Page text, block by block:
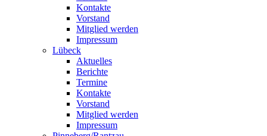
Kontakte
Vorstand
Mitglied werden
Impressum
Lübeck
Aktuelles
Berichte
Termine
Kontakte
Vorstand
Mitglied werden
Impressum